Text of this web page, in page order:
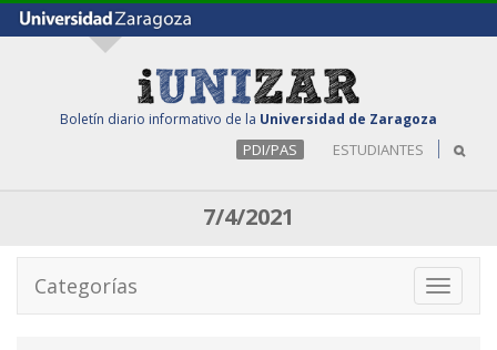
Boletín diario informativo de la Universidad de Zaragoza
PDI/PAS ESTUDIANTES
7/4/2021
Toggle
Categorías